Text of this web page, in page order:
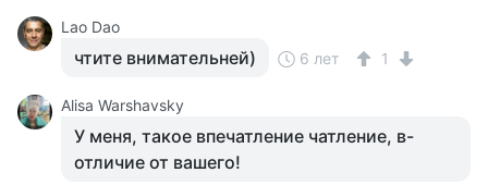
Lao Dao
чтите внимательней) 6 лет 1
Alisa Warshavsky
У меня, такое впечатление чатление, в-
отличие от вашего!